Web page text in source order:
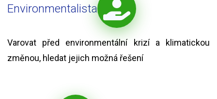
Environmentalista
Varovat před environmentální krizí a klimatickou
změnou, hledat jejich možná řešení